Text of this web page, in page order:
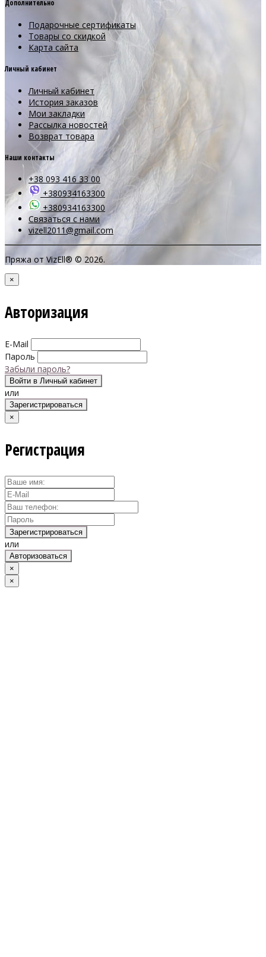
Дополнительно
Подарочные сертификаты
Товары со скидкой
Карта сайта
Личный кабинет
Личный кабинет
История заказов
Мои закладки
Рассылка новостей
Возврат товара
Наши контакты
+38 093 416 33 00
+380934163300
+380934163300
Связаться с нами
vizell2011@gmail.com
Пряжа от VizEll® © 2026.
×
Авторизация
E-Mail
Пароль
Забыли пароль?
Войти в Личный кабинет
или
Зарегистрироваться
×
Регистрация
Зарегистрироваться
или
Авторизоваться
×
×